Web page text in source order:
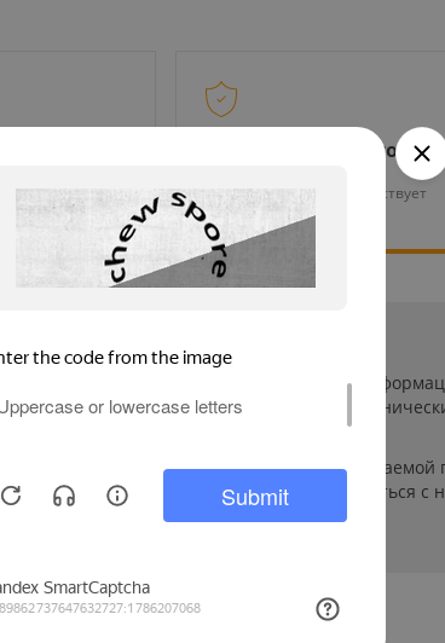
Гарантия на все
На нашу продукцию действует
гарантия от 12 месяцев
«сайт») сведения носят исключительно
на сайте цены, комплектации и
сайта.
могут изменить параметры
и стоимости товаров необходимо связаться